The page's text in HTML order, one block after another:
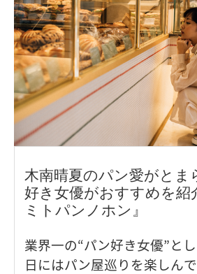
木南晴夏のパン愛がとま
好き女優がおすすめを紹
ミトパンノホン』
業界一の“パン好き女優”と
日にはパン屋巡りを楽しん